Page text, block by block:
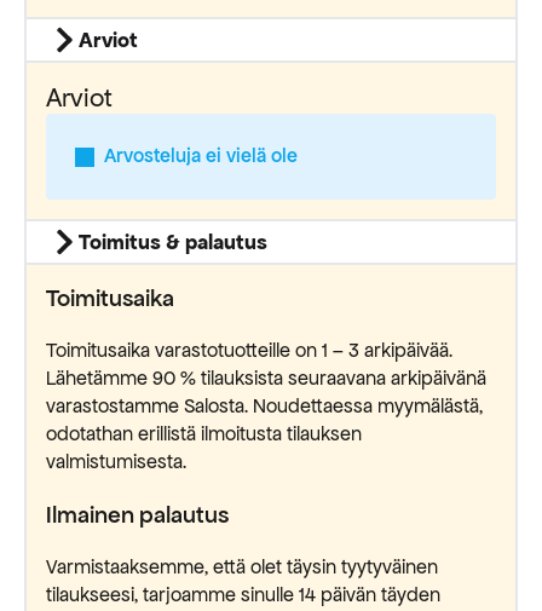
Arviot
Arviot
Arvosteluja ei vielä ole
Toimitus & palautus
Toimitusaika
Toimitusaika varastotuotteille on 1 – 3 arkipäivää.
Lähetämme 90 % tilauksista seuraavana arkipäivänä
varastostamme Salosta. Noudettaessa myymälästä,
odotathan erillistä ilmoitusta tilauksen
valmistumisesta.
Ilmainen palautus
Varmistaaksemme, että olet täysin tyytyväinen
tilaukseesi, tarjoamme sinulle 14 päivän täyden